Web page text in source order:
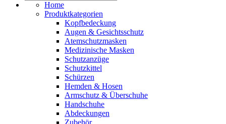
Home
Produktkategorien
Kopfbedeckung
Augen & Gesichtsschutz
Atemschutzmasken
Medizinische Masken
Schutzanzüge
Schutzkittel
Schürzen
Hemden & Hosen
Armschutz & Überschuhe
Handschuhe
Abdeckungen